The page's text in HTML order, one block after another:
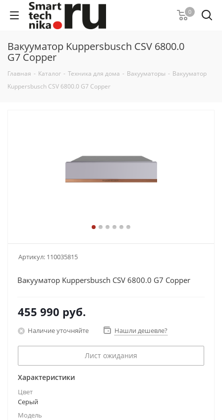
0
Вакууматор Kuppersbusch CSV 6800.0
G7 Copper
Главная - Каталог - Техника для дома - Вакууматоры - Вакууматор
Kuppersbusch CSV 6800.0 G7 Copper
Артикул: 110035815
Вакууматор Kuppersbusch CSV 6800.0 G7 Copper
455 990 руб.
Наличие уточняйте Нашли дешевле?
Лист ожидания
Характеристики
Цвет
Серый
Модель